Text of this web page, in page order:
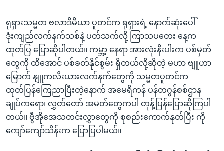
ရန်
နေရာ
သို့
ကျော်
ရန်
ရုရှားသမ္မတ ဗလာဒီမီယာ ပူတင်က ရုရှားရဲ့ နောက်ဆုံးပေါ်
ဒုံးကျည်လက်နက်သစ်နဲ့ ပတ်သက်လို့ ကြာသပတေး နေ့က
ထုတ်ပြ ပြောဆိုပါတယ်။ ကမ္ဘာ့ နေရာ အားလုံးနီးပါးက ပစ်မှတ်
တွေကို ထိအောင် ပစ်ခတ်နိုင်စွမ်း ရှိတယ်လို့ဆိုတဲ့ မဟာ ဗျူဟာ
မြောက် နျူကလီးယားလက်နက်တွေကို သမ္မတပူတင်က
ထုတ်ပြန်ကြေညာပြီးတဲ့နောက် အမေရိကန် ပန်တဂွန်စစ်ဌာန
ချုပ်ကရော၊ လွှတ်တော် အမတ်တွေကပါ တုန့်ပြန်ပြောဆိုကြပါ
တယ်။ ဗွီအိုအေသတင်းလွှာတွေကို စုစည်းကောက်နုတ်ပြီး ကို
ကျော်ကျော်သိန်းက ပြောပြပါမယ်။